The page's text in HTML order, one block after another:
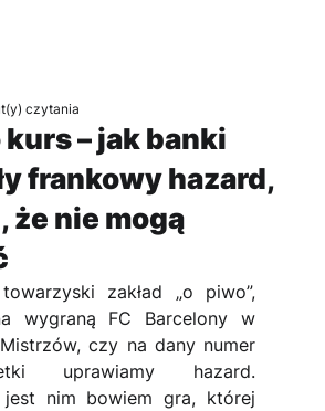
kurs – jak banki
frankowy hazard,
że nie mogą
czytania
zakład „o piwo”,
wygraną FC Barcelony w
czy na dany numer
uprawiamy hazard.
jest nim bowiem gra, której